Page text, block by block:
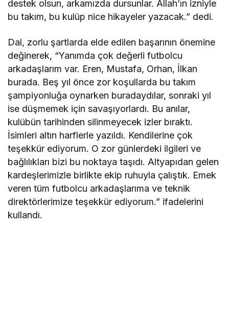
destek olsun, arkamızda dursunlar. Allah’ın izniyle
bu takım, bu kulüp nice hikayeler yazacak.” dedi.
Dal, zorlu şartlarda elde edilen başarının önemine
değinerek, “Yanımda çok değerli futbolcu
arkadaşlarım var. Eren, Mustafa, Orhan, İlkan
burada. Beş yıl önce zor koşullarda bu takım
şampiyonluğa oynarken buradaydılar, sonraki yıl
ise düşmemek için savaşıyorlardı. Bu anılar,
kulübün tarihinden silinmeyecek izler bıraktı.
İsimleri altın harflerle yazıldı. Kendilerine çok
teşekkür ediyorum. O zor günlerdeki ilgileri ve
bağlılıkları bizi bu noktaya taşıdı. Altyapıdan gelen
kardeşlerimizle birlikte ekip ruhuyla çalıştık. Emek
veren tüm futbolcu arkadaşlarıma ve teknik
direktörlerimize teşekkür ediyorum.” ifadelerini
kullandı.